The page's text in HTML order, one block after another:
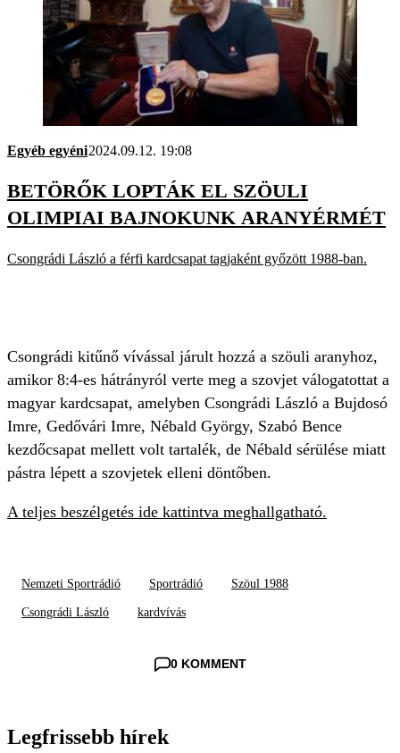
Egyéb egyéni2024.09.12. 19:08
BETÖRŐK LOPTÁK EL SZÖULI
OLIMPIAI BAJNOKUNK ARANYÉRMÉT
Csongrádi László a férfi kardcsapat tagjaként győzött 1988-ban.
Csongrádi kitűnő vívással járult hozzá a szöuli aranyhoz,
amikor 8:4-es hátrányról verte meg a szovjet válogatottat a
magyar kardcsapat, amelyben Csongrádi László a Bujdosó
Imre, Gedővári Imre, Nébald György, Szabó Bence
kezdőcsapat mellett volt tartalék, de Nébald sérülése miatt
pástra lépett a szovjetek elleni döntőben.
A teljes beszélgetés ide kattintva meghallgatható.
Nemzeti Sportrádió Sportrádió Szöul 1988
Csongrádi László kardvívás
0 KOMMENT
Legfrissebb hírek